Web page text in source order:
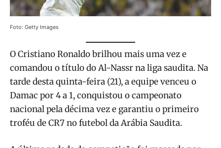
Foto: Getty Images
O Cristiano Ronaldo brilhou mais uma vez e
comandou o título do Al-Nassr na liga saudita. Na
tarde desta quinta-feira (21), a equipe venceu o
Damac por 4 a 1, conquistou o campeonato
nacional pela décima vez e garantiu o primeiro
troféu de CR7 no futebol da Arábia Saudita.